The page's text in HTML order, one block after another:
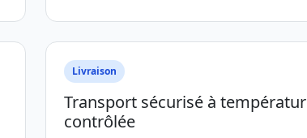
Livraison
Transport sécurisé à
contrôlée